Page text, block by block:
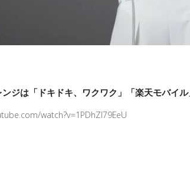
ンジは「ドキドキ、ワクワク」「楽天モバイ
watch?v=1PDhZl79EeU